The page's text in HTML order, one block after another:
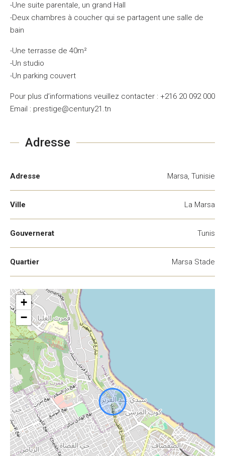
-Une suite parentale, un grand Hall
-Deux chambres à coucher qui se partagent une salle de
bain
-Une terrasse de 40m²
-Un studio
-Un parking couvert
Pour plus d’informations veuillez contacter : +216 20 092 000
Email : prestige@century21.tn
Adresse
Adresse Marsa, Tunisie
Ville La Marsa
Gouvernerat Tunis
Quartier Marsa Stade
+
−